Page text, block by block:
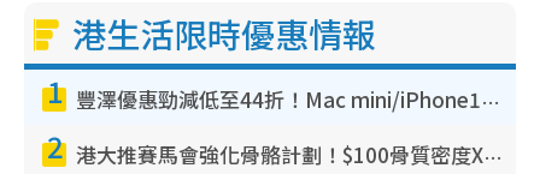
港生活限時優惠情報
1 豐澤優惠勁減低至44折！Mac mini/iPhone17Pro大減價！廚房家電$220起
2 港大推賽馬會強化骨骼計劃！$100骨質密度X光檢查 完成免費運動訓練送超市禮券！附參加資格